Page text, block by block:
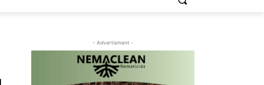
- Advertisment -